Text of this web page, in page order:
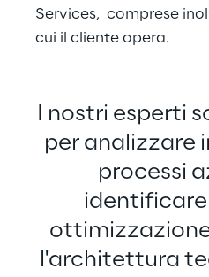
Services,  comprese
cui il cliente opera.
I nostri esperti
per analizzare
processi
identificare
l'architettura